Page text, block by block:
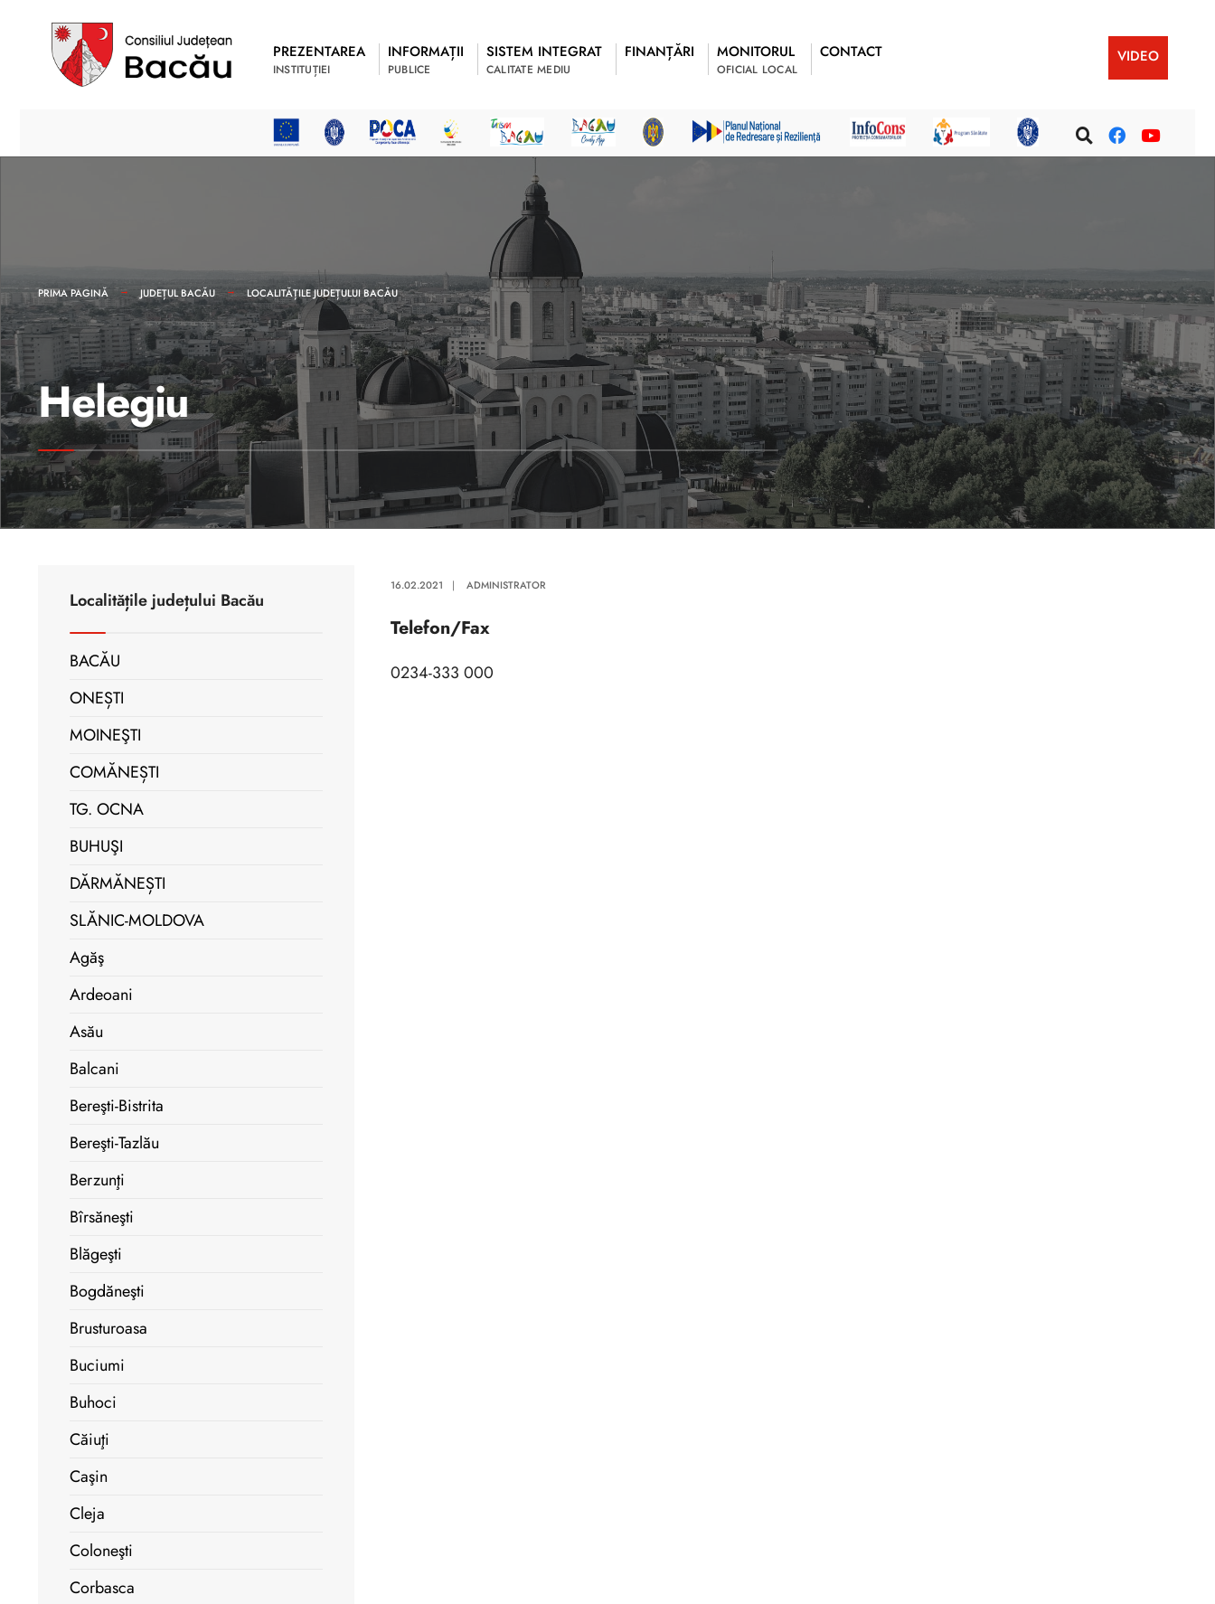
PREZENTAREA
INSTITUȚIEI
INFORMAȚII
PUBLICE
SISTEM INTEGRAT
CALITATE MEDIU
FINANȚĂRI MONITORUL
OFICIAL LOCAL
CONTACT VIDEO
PRIMA PAGINĂ JUDEȚUL BACĂU LOCALITĂȚILE JUDEȚULUI BACĂU
Helegiu
16.02.2021 | ADMINISTRATOR
Telefon/Fax
0234-333 000
Localitățile județului Bacău
BACĂU
ONEȘTI
MOINEŞTI
COMĂNEȘTI
TG. OCNA
BUHUŞI
DĂRMĂNEȘTI
SLĂNIC-MOLDOVA
Agăş
Ardeoani
Asău
Balcani
Bereşti-Bistrita
Bereşti-Tazlău
Berzunţi
Bîrsăneşti
Blăgeşti
Bogdăneşti
Brusturoasa
Buciumi
Buhoci
Căiuţi
Caşin
Cleja
Coloneşti
Corbasca